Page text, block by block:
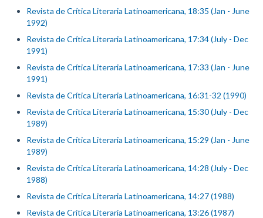
Revista de Crítica Literaria Latinoamericana, 18:35 (Jan - June
1992)
Revista de Crítica Literaria Latinoamericana, 17:34 (July - Dec
1991)
Revista de Crítica Literaria Latinoamericana, 17:33 (Jan - June
1991)
Revista de Crítica Literaria Latinoamericana, 16:31-32 (1990)
Revista de Crítica Literaria Latinoamericana, 15:30 (July - Dec
1989)
Revista de Crítica Literaria Latinoamericana, 15:29 (Jan - June
1989)
Revista de Crítica Literaria Latinoamericana, 14:28 (July - Dec
1988)
Revista de Crítica Literaria Latinoamericana, 14:27 (1988)
Revista de Crítica Literaria Latinoamericana, 13:26 (1987)